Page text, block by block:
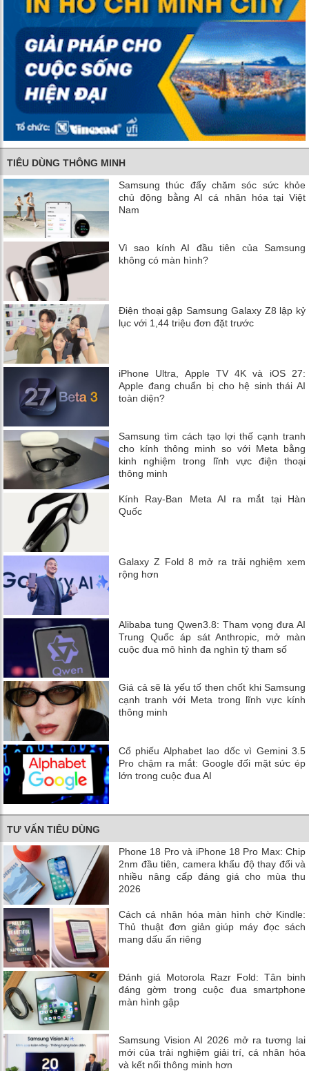
TIÊU DÙNG THÔNG MINH
Samsung thúc đẩy chăm sóc sức khỏe
chủ động bằng AI cá nhân hóa tại Việt
Nam
Vì sao kính AI đầu tiên của Samsung
không có màn hình?
Điện thoại gập Samsung Galaxy Z8 lập kỷ
lục với 1,44 triệu đơn đặt trước
iPhone Ultra, Apple TV 4K và iOS 27:
Apple đang chuẩn bị cho hệ sinh thái AI
toàn diện?
Samsung tìm cách tạo lợi thế cạnh tranh
cho kính thông minh so với Meta bằng
kinh nghiệm trong lĩnh vực điện thoại
thông minh
Kính Ray-Ban Meta AI ra mắt tại Hàn
Quốc
Galaxy Z Fold 8 mở ra trải nghiệm xem
rộng hơn
Alibaba tung Qwen3.8: Tham vọng đưa AI
Trung Quốc áp sát Anthropic, mở màn
cuộc đua mô hình đa nghìn tỷ tham số
Giá cả sẽ là yếu tố then chốt khi Samsung
cạnh tranh với Meta trong lĩnh vực kính
thông minh
Cổ phiếu Alphabet lao dốc vì Gemini 3.5
Pro chậm ra mắt: Google đối mặt sức ép
lớn trong cuộc đua AI
TƯ VẤN TIÊU DÙNG
Phone 18 Pro và iPhone 18 Pro Max: Chip
2nm đầu tiên, camera khẩu độ thay đổi và
nhiều nâng cấp đáng giá cho mùa thu
2026
Cách cá nhân hóa màn hình chờ Kindle:
Thủ thuật đơn giản giúp máy đọc sách
mang dấu ấn riêng
Đánh giá Motorola Razr Fold: Tân binh
đáng gờm trong cuộc đua smartphone
màn hình gập
Samsung Vision AI 2026 mở ra tương lai
mới của trải nghiệm giải trí, cá nhân hóa
và kết nối thông minh hơn